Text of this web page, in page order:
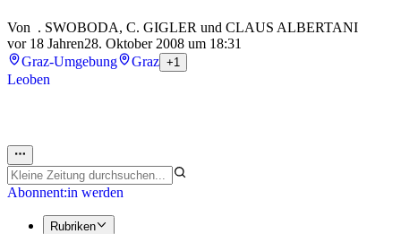
Von . SWOBODA, C. GIGLER und CLAUS ALBERTANI
vor 18 Jahren28. Oktober 2008 um 18:31
Graz-Umgebung
Graz +1
Leoben
Abonnent:in werden
Rubriken